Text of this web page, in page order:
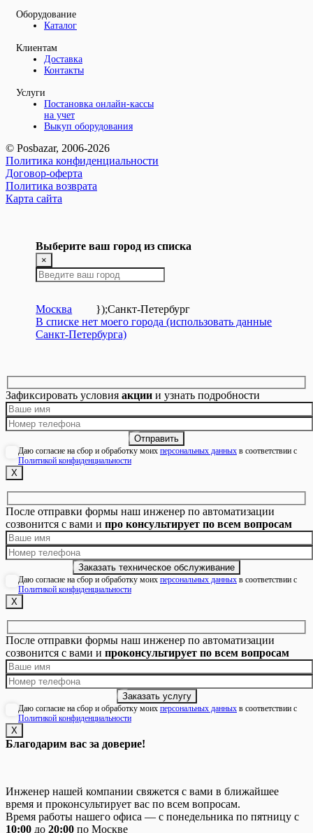
Оборудование
Каталог
Клиентам
Доставка
Контакты
Услуги
Постановка онлайн-кассы
на учет
Выкуп оборудования
© Posbazar, 2006-2026
Политика конфиденциальности
Договор-оферта
Политика возврата
Карта сайта
Выберите ваш город из списка
×
Москва });Санкт-Петербург
В списке нет моего города (использовать данные
Санкт-Петербурга)
Зафиксировать условия акции и узнать подробности
Даю согласие на сбор и обработку моих персональных данных в соответствии с
Политикой конфиденциальности
Х
После отправки формы наш инженер по автоматизации
созвонится с вами и про консультирует по всем вопросам
Даю согласие на сбор и обработку моих персональных данных в соответствии с
Политикой конфиденциальности
Х
После отправки формы наш инженер по автоматизации
созвонится с вами и проконсультирует по всем вопросам
Даю согласие на сбор и обработку моих персональных данных в соответствии с
Политикой конфиденциальности
Х
Благодарим вас за доверие!
Инженер нашей компании свяжется с вами в ближайшее
время и проконсультирует вас по всем вопросам.
Время работы нашего офиса — с понедельника по пятницу с
10:00 до 20:00 по Москве